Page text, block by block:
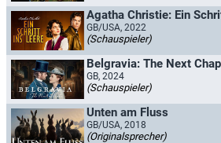
Agatha Christie: Ein
GB/USA, 2022
(Schauspieler)
Belgravia: The Next
GB, 2024
(Schauspieler)
Unten am Fluss
GB/USA, 2018
(Originalsprecher)